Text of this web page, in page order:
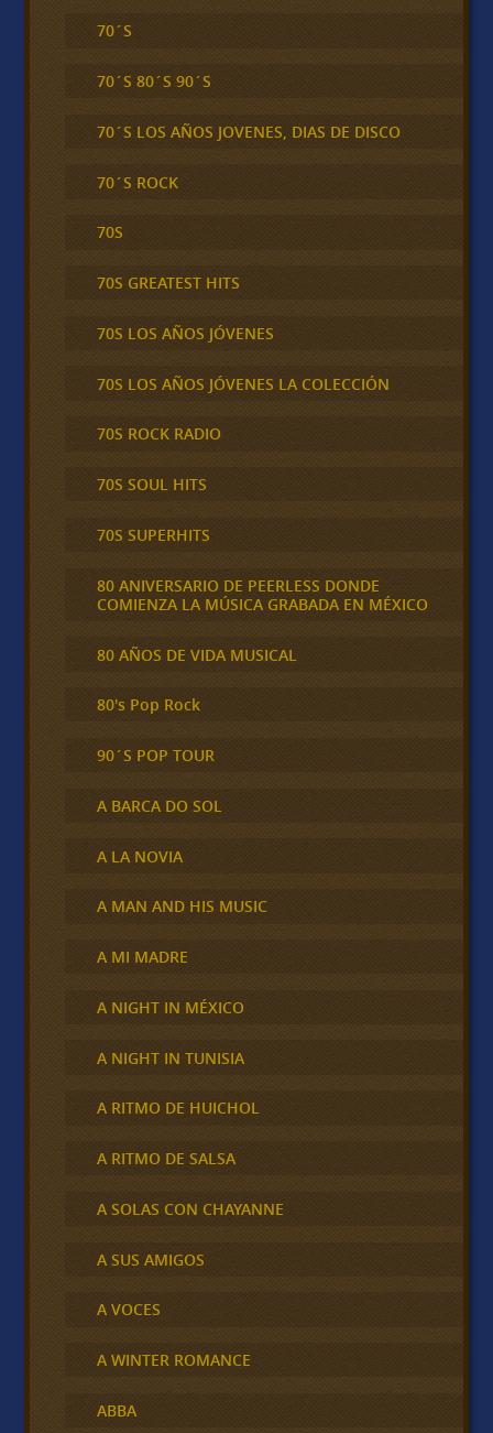
70´S
70´S 80´S 90´S
70´S LOS AÑOS JOVENES, DIAS DE DISCO
70´S ROCK
70S
70S GREATEST HITS
70S LOS AÑOS JÓVENES
70S LOS AÑOS JÓVENES LA COLECCIÓN
70S ROCK RADIO
70S SOUL HITS
70S SUPERHITS
80 ANIVERSARIO DE PEERLESS DONDE
COMIENZA LA MÚSICA GRABADA EN MÉXICO
80 AÑOS DE VIDA MUSICAL
80's Pop Rock
90´S POP TOUR
A BARCA DO SOL
A LA NOVIA
A MAN AND HIS MUSIC
A MI MADRE
A NIGHT IN MÉXICO
A NIGHT IN TUNISIA
A RITMO DE HUICHOL
A RITMO DE SALSA
A SOLAS CON CHAYANNE
A SUS AMIGOS
A VOCES
A WINTER ROMANCE
ABBA